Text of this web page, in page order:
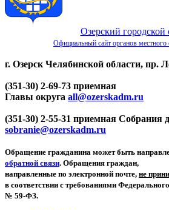
Озерский городской
Официальный сайт органов местного
г. Озерск Челябинской области, пр.
(351-30) 2-69-73 приемная
Главы округа all@ozerskadm.ru
(351-30) 2-55-31 приемная Собрания
sobranie@ozerskadm.ru
Обращение гражданина может быть
обратной связи. Обращения граждан,
направленные по электронной почте, не
в соответствии с требованиями
№ 59-ФЗ.